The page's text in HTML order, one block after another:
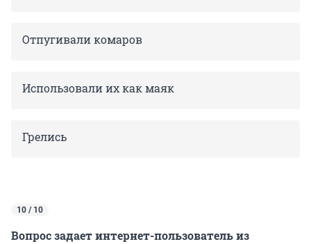
Отпугивали комаров
Использовали их как маяк
Грелись
10 / 10
Вопрос задает интернет-пользователь из